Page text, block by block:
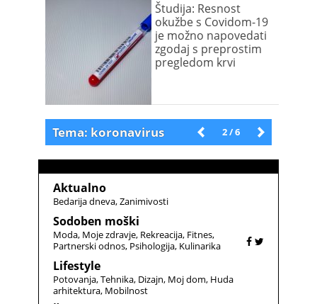
Študija: Resnost
okužbe s Covidom-19
je možno napovedati
zgodaj s preprostim
pregledom krvi
Starejše
2 / 6
Novejše
Tema: koronavirus
Aktualno
Bedarija dneva Zanimivosti
Sodoben moški
Moda Moje zdravje Rekreacija Fitnes
Partnerski odnos Psihologija Kulinarika
Lifestyle
Potovanja Tehnika Dizajn Moj dom Huda
arhitektura Mobilnost